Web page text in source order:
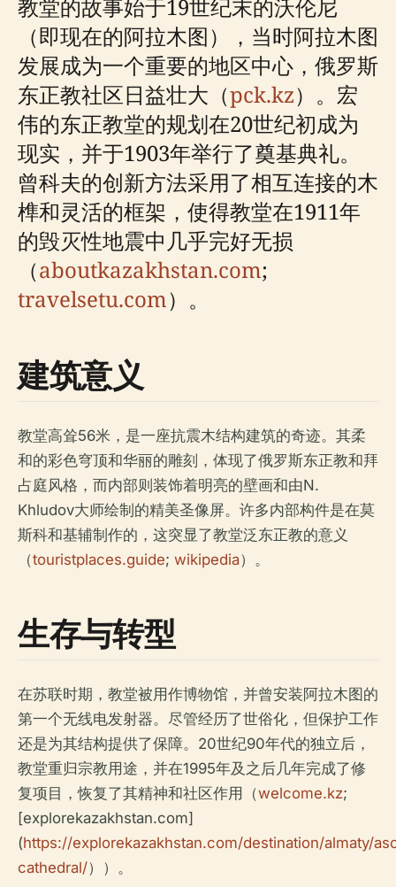
教堂的故事始于19世纪末的沃伦尼
（即现在的阿拉木图），当时阿拉木图
发展成为一个重要的地区中心，俄罗斯
东正教社区日益壮大（pck.kz）。宏
伟的东正教堂的规划在20世纪初成为
现实，并于1903年举行了奠基典礼。
曾科夫的创新方法采用了相互连接的木
榫和灵活的框架，使得教堂在1911年
的毁灭性地震中几乎完好无损
（aboutkazakhstan.com;
travelsetu.com）。
建筑意义
教堂高耸56米，是一座抗震木结构建筑的奇迹。其柔
和的彩色穹顶和华丽的雕刻，体现了俄罗斯东正教和拜
占庭风格，而内部则装饰着明亮的壁画和由N.
Khludov大师绘制的精美圣像屏。许多内部构件是在莫
斯科和基辅制作的，这突显了教堂泛东正教的意义
（touristplaces.guide; wikipedia）。
生存与转型
在苏联时期，教堂被用作博物馆，并曾安装阿拉木图的
第一个无线电发射器。尽管经历了世俗化，但保护工作
还是为其结构提供了保障。20世纪90年代的独立后，
教堂重归宗教用途，并在1995年及之后几年完成了修
复项目，恢复了其精神和社区作用（welcome.kz;
[explorekazakhstan.com]
(https://explorekazakhstan.com/destination/almaty/
cathedral/））。